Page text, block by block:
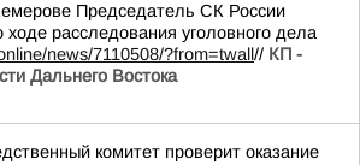
Председатель СК России
расследования уголовного дела
news/7110508/?from=twall// КП -
Дальнего Востока
комитет проверит оказание